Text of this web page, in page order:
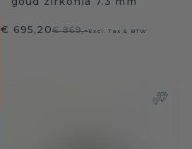
€ 695,20€ 869,-Excl. Tax & BTW